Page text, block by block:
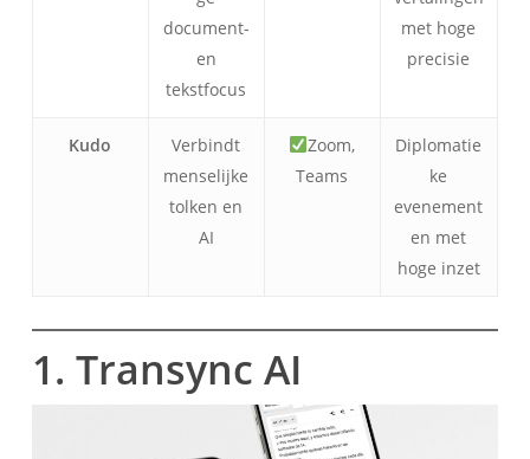
document-
en
tekstfocus
met hoge
precisie
Kudo
Verbindt
menselijke
tolken en
AI
Zoom,
Teams
Diplomatie
ke
evenement
en met
hoge inzet
1. Transync AI